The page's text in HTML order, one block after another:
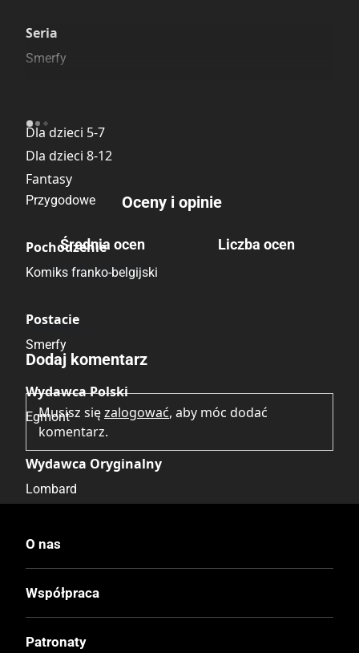
Seria
Smerfy
Dla dzieci 5-7
Dla dzieci 8-12
Fantasy
Przygodowe
Pochodzenie
Komiks franko-belgijski
Postacie
Smerfy
Wydawca Polski
Egmont
Wydawca Oryginalny
Lombard
Data Wydania
5.11.2025
Wydanie
II
Oceny i opinie
Średnia ocen
Brak głosów
Liczba ocen
Brak opinii.
Dodaj komentarz
Musisz sięzalogować, aby móc dodać
komentarz.
O nas
Współpraca
Patronaty